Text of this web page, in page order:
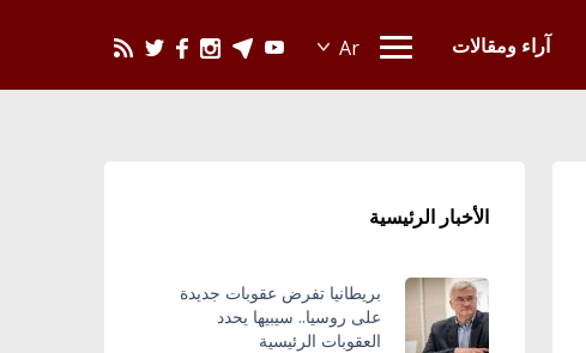
آراء ومقالات
الأخبار الرئيسية
بريطانيا تفرض عقوبات جديدة
على روسيا.. سيبيها يحدد
العقوبات الرئيسية